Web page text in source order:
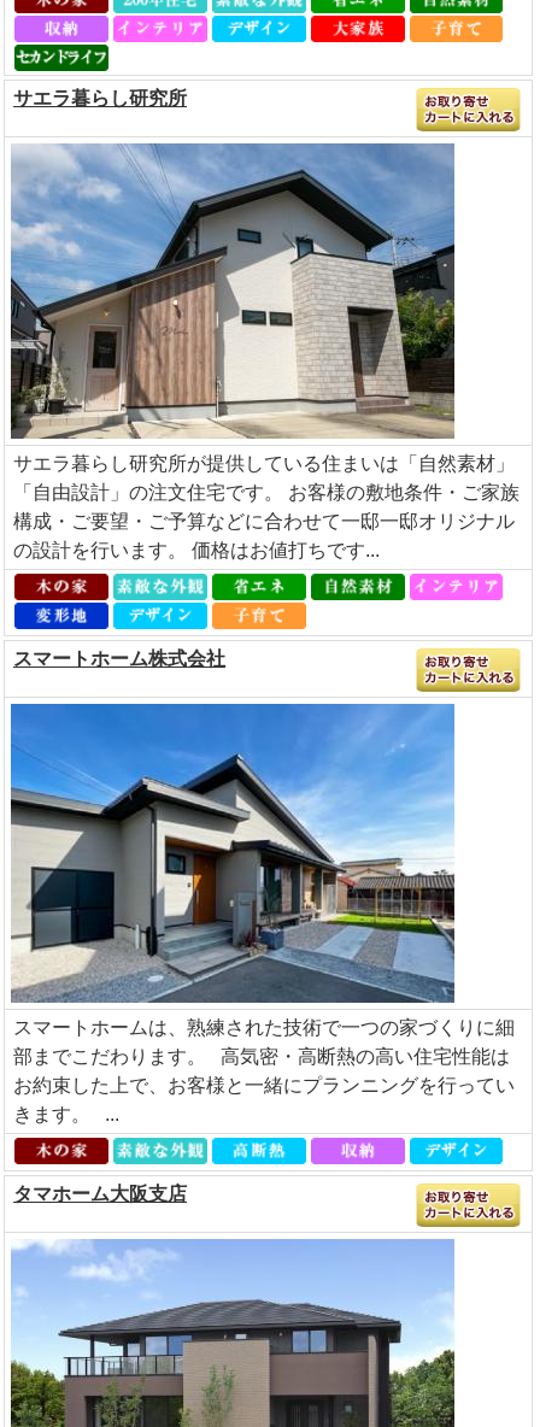
サエラ暮らし研究所
サエラ暮らし研究所が提供している住まいは「自然素材」
「自由設計」の注文住宅です。 お客様の敷地条件・ご家族
構成・ご要望・ご予算などに合わせて一邸一邸オリジナル
の設計を行います。 価格はお値打ちです...
スマートホーム株式会社
スマートホームは、熟練された技術で一つの家づくりに細
部までこだわります。 高気密・高断熱の高い住宅性能は
お約束した上で、お客様と一緒にプランニングを行ってい
きます。 ...
タマホーム大阪支店